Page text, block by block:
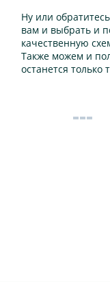
Ну или
вам и выбрать и
качественную
Также можем и
останется только